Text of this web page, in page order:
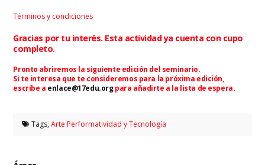
Términos y condiciones
Gracias por tu interés. Esta actividad ya cuenta con cupo
completo.
Pronto abriremos la siguiente edición del seminario.
Si te interesa que te consideremos para la próxima edición,
escribe a enlace@17edu.orgpara añadirte a la lista de espera.
Tags,Arte Performatividad y Tecnología